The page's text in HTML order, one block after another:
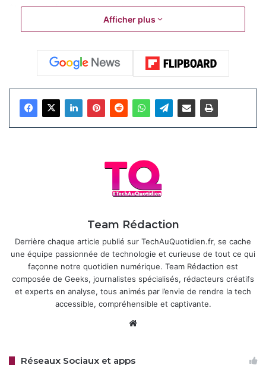
être corrigée par une simple mise à jour logicielle, car elle
est liée à un algorithme de génération intégré en usine.
Brother a mis en ligneun documentlistant les modèles
concernés et précisant, pour chacun, si un correctif est
liste, à appliquer les mises à jour de firmware proposées
et, surtout, à modifier immédiatement le mot de passe
administrateur si ce n’est déjà fait.
des mesures de contournement sont recommandées,
comme la désactivation de certains services réseau (WSD,
ce qui impose une vigilance renforcée de la part des
administrateurs réseau.
Cette alerte rappelle que les imprimantes, souvent
négligées dans les politiques de cybersécurité, peuvent
constituer des points d’entrée critiques dans les
infrastructures informatiques. Une fois compromises, elles
Afficher plus
Team Rédaction
Derrière chaque article publié sur TechAuQuotidien.fr, se cache
une équipe passionnée de technologie et curieuse de tout ce qui
façonne notre quotidien numérique. Team Rédaction est
composée de Geeks, journalistes spécialisés, rédacteurs créatifs
et experts en analyse, tous animés par l’envie de rendre la tech
accessible, compréhensible et captivante.
Réseaux Sociaux et apps